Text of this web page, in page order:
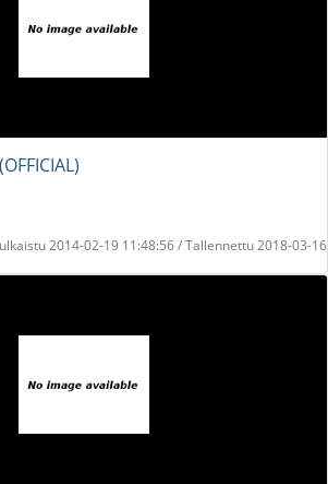
2014-02-19 11:48:56 / Tallennettu 2018-03-16